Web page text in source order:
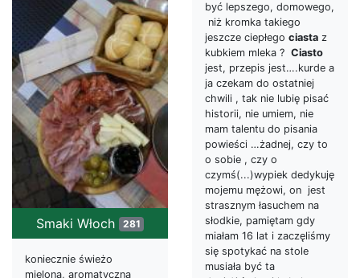
być lepszego, domowego,
niż kromka takiego
jeszcze ciepłego ciasta z
kubkiem mleka ? Ciasto
jest, przepis jest….kurde a
ja czekam do ostatniej
chwili , tak nie lubię pisać
historii, nie umiem, nie
mam talentu do pisania
powieści …żadnej, czy to
o sobie , czy o
czymś(...)wypiek dedykuję
mojemu mężowi, on jest
strasznym łasuchem na
słodkie, pamiętam gdy
miałam 16 lat i zaczęliśmy
się spotykać na stole
musiała być ta
Smaki Włoch 281
koniecznie świeżo
mieloną, aromatyczna